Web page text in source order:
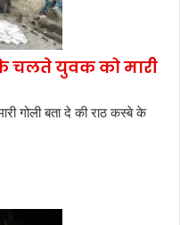
चलते युवक को मारी
गोली बता दे की राठ कस्बे के